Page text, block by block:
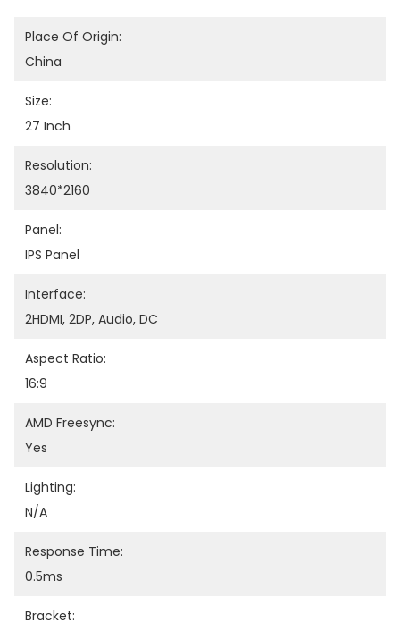
Place Of Origin:
China
Size:
27 Inch
Resolution:
3840*2160
Panel:
IPS Panel
Interface:
2HDMI, 2DP, Audio, DC
Aspect Ratio:
16:9
AMD Freesync:
Yes
Lighting:
N/A
Response Time:
0.5ms
Bracket: